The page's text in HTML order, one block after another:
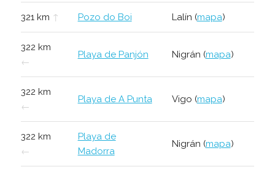
321 km ↑ Pozo do Boi Lalín (mapa)
322 km
←
Playa de Panjón Nigrán (mapa)
322 km
←
Playa de A Punta Vigo (mapa)
322 km
←
Playa de
Madorra
Nigrán (mapa)